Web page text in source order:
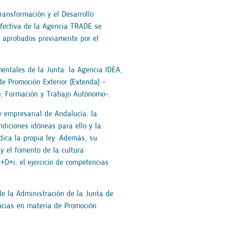
y el Desarrollo
de la Agencia TRADE se
previamente por el
de la Junta: la Agencia IDEA,
Promoción Exterior (Extenda) –
y Trabajo Autónomo–.
empresarial de Andalucía, la
idóneas para ello y la
la propia ley. Además, su
el fomento de la cultura
el ejercicio de competencias
la Administración de la Junta de
en materia de Promoción